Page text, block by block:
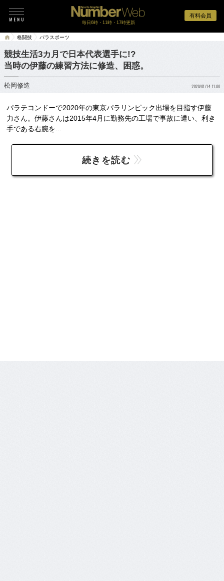
有料会員
毎日6時・11時・17時更新
格闘技 パラスポーツ
競技生活3カ月で日本代表選手に!?
当時の伊藤の練習方法に修造、困惑。
松岡修造 2020/01/14 11:00
パラテコンドーで2020年の東京パラリンピック出場を目指す伊藤
力さん。伊藤さんは2015年4月に勤務先の工場で事故に遭い、利き
手である右腕を...
続きを読む